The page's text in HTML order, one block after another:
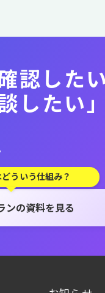
認したい
したい」
ういう仕組み？
ンの資料を見る